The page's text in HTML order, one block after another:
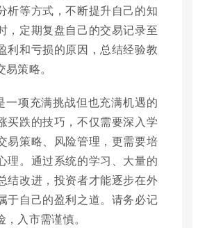
析等方式，不断提升自己的知
，定期复盘自己的交易记录至
利和亏损的原因，总结经验教
策略。
一项充满挑战但也充满机遇的
买跌的技巧，不仅需要深入学
易策略、风险管理，更需要培
理。通过系统的学习、大量的
结改进，投资者才能逐步在外
于自己的盈利之道。请务必记
入市需谨慎。